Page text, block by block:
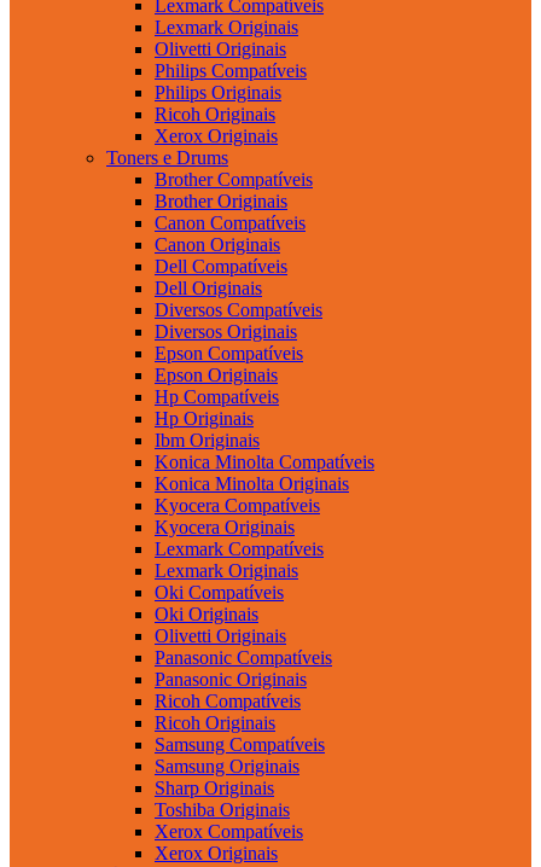
Lexmark Compatíveis
Lexmark Originais
Olivetti Originais
Philips Compatíveis
Philips Originais
Ricoh Originais
Xerox Originais
Toners e Drums
Brother Compatíveis
Brother Originais
Canon Compatíveis
Canon Originais
Dell Compatíveis
Dell Originais
Diversos Compatíveis
Diversos Originais
Epson Compatíveis
Epson Originais
Hp Compatíveis
Hp Originais
Ibm Originais
Konica Minolta Compatíveis
Konica Minolta Originais
Kyocera Compatíveis
Kyocera Originais
Lexmark Compatíveis
Lexmark Originais
Oki Compatíveis
Oki Originais
Olivetti Originais
Panasonic Compatíveis
Panasonic Originais
Ricoh Compatíveis
Ricoh Originais
Samsung Compatíveis
Samsung Originais
Sharp Originais
Toshiba Originais
Xerox Compatíveis
Xerox Originais